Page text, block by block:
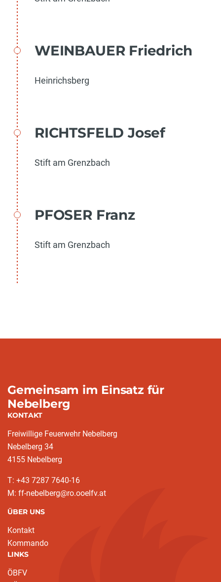
WEINBAUER Friedrich
Heinrichsberg
RICHTSFELD Josef
Stift am Grenzbach
PFOSER Franz
Stift am Grenzbach
Gemeinsam im Einsatz für
Nebelberg
KONTAKT
Freiwillige Feuerwehr Nebelberg
Nebelberg 34
4155 Nebelberg
T: +43 7287 7640-16
M: ff-nebelberg@ro.ooelfv.at
ÜBER UNS
Kontakt
Kommando
LINKS
ÖBFV